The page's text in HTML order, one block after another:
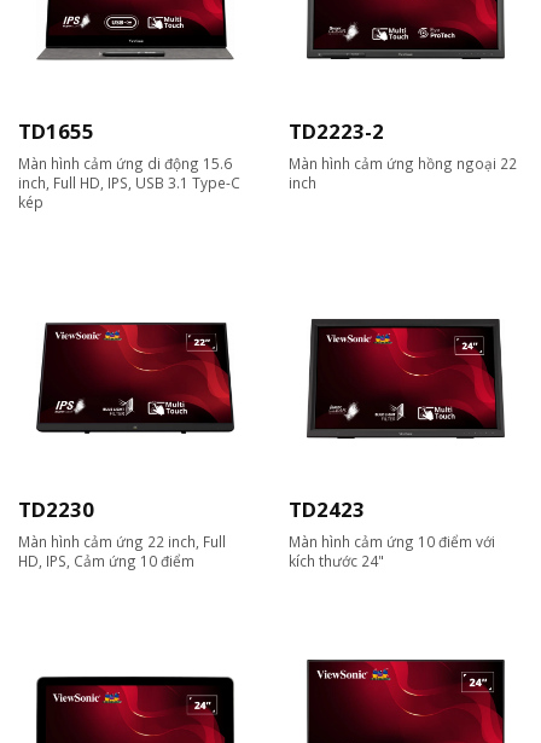
TD1655
Màn hình cảm ứng di động 15.6
inch, Full HD, IPS, USB 3.1 Type-C
kép
TD2223-2
Màn hình cảm ứng hồng ngoại 22
inch
TD2230
Màn hình cảm ứng 22 inch, Full
HD, IPS, Cảm ứng 10 điểm
TD2423
Màn hình cảm ứng 10 điểm với
kích thước 24"